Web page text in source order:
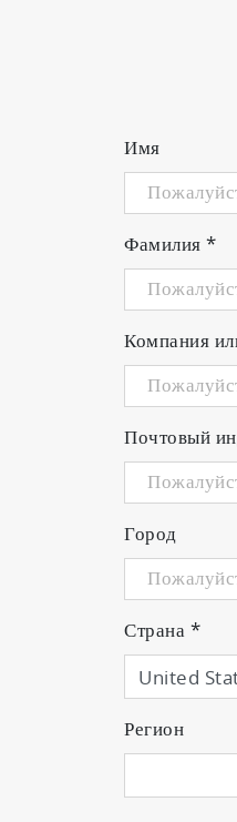
Имя
Фамилия *
Компания
Почтовый
Город
Страна *
Регион